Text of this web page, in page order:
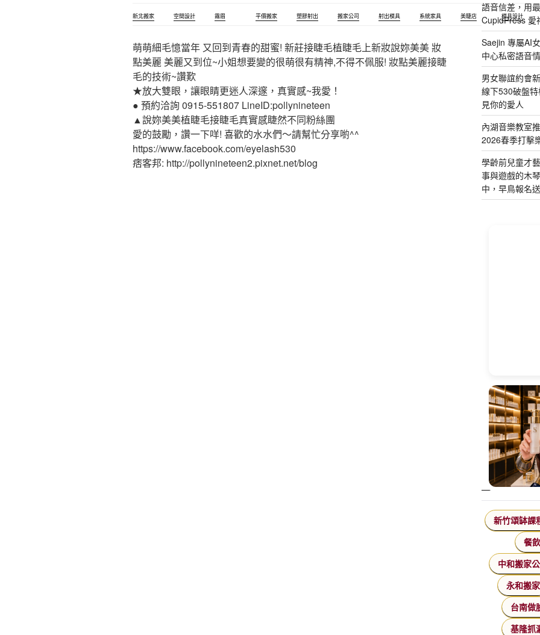
新北搬家 空間設計 霧眉 平價搬家 塑膠射出 搬家公司 射出模具 系統家具 美睫店 模具設計
萌萌細毛憶當年 又回到青春的甜蜜! 新莊接睫毛植睫毛上新妝說妳美美 妝
點美麗 美麗又到位~小姐想要變的很萌很有精神,不得不佩服! 妝點美麗接睫
毛的技術~讚歎
★放大雙眼，讓眼睛更迷人深邃，真實感~我愛！
● 預約洽詢 0915-551807 LineID:pollynineteen
▲說妳美美植睫毛接睫毛真實感睫然不同粉絲團
愛的鼓勵，讚一下咩! 喜歡的水水們～請幫忙分享喲^^
https://www.facebook.com/eyelash530
痞客邦: http://pollynineteen2.pixnet.net/blog
語音信差，用
CupidPress 愛
Saejin 專屬AI
中心私密語音
男女聯誼約會
線下530破盤
見你的愛人
內湖音樂教室
2026春季打擊
學齡前兒童才
事與遊戲的木
中，早鳥報名
新竹頌缽課
餐
中和搬家
永和搬家
台南做
基隆抓